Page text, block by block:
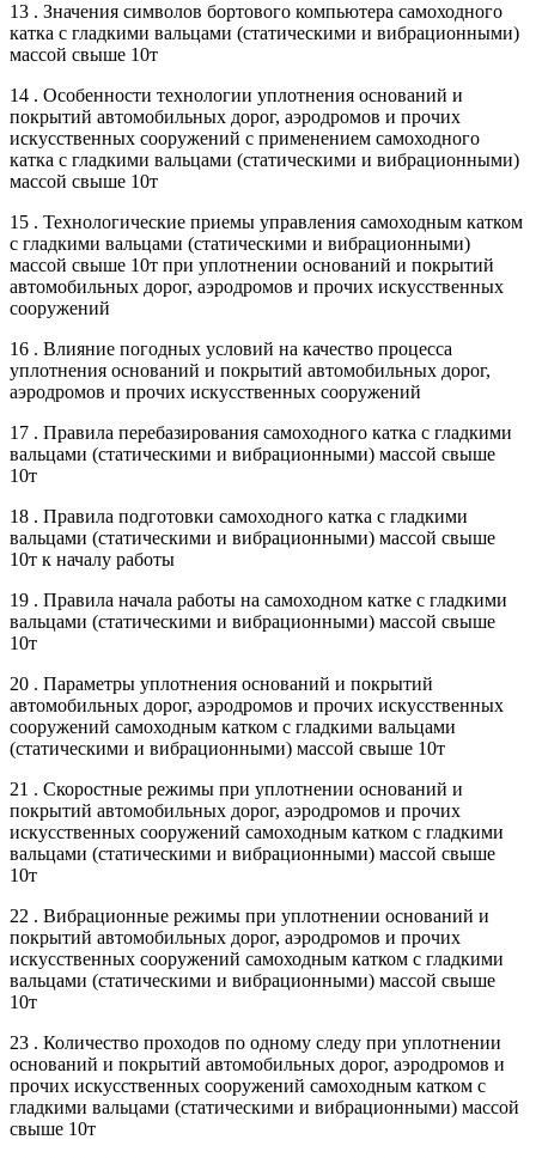
13 . Значения символов бортового компьютера самоходного
катка с гладкими вальцами (статическими и вибрационными)
массой свыше 10т
14 . Особенности технологии уплотнения оснований и
покрытий автомобильных дорог, аэродромов и прочих
искусственных сооружений с применением самоходного
катка с гладкими вальцами (статическими и вибрационными)
массой свыше 10т
15 . Технологические приемы управления самоходным катком
с гладкими вальцами (статическими и вибрационными)
массой свыше 10т при уплотнении оснований и покрытий
автомобильных дорог, аэродромов и прочих искусственных
сооружений
16 . Влияние погодных условий на качество процесса
уплотнения оснований и покрытий автомобильных дорог,
аэродромов и прочих искусственных сооружений
17 . Правила перебазирования самоходного катка с гладкими
вальцами (статическими и вибрационными) массой свыше
10т
18 . Правила подготовки самоходного катка с гладкими
вальцами (статическими и вибрационными) массой свыше
10т к началу работы
19 . Правила начала работы на самоходном катке с гладкими
вальцами (статическими и вибрационными) массой свыше
10т
20 . Параметры уплотнения оснований и покрытий
автомобильных дорог, аэродромов и прочих искусственных
сооружений самоходным катком с гладкими вальцами
(статическими и вибрационными) массой свыше 10т
21 . Скоростные режимы при уплотнении оснований и
покрытий автомобильных дорог, аэродромов и прочих
искусственных сооружений самоходным катком с гладкими
вальцами (статическими и вибрационными) массой свыше
10т
22 . Вибрационные режимы при уплотнении оснований и
покрытий автомобильных дорог, аэродромов и прочих
искусственных сооружений самоходным катком с гладкими
вальцами (статическими и вибрационными) массой свыше
10т
23 . Количество проходов по одному следу при уплотнении
оснований и покрытий автомобильных дорог, аэродромов и
прочих искусственных сооружений самоходным катком с
гладкими вальцами (статическими и вибрационными) массой
свыше 10т